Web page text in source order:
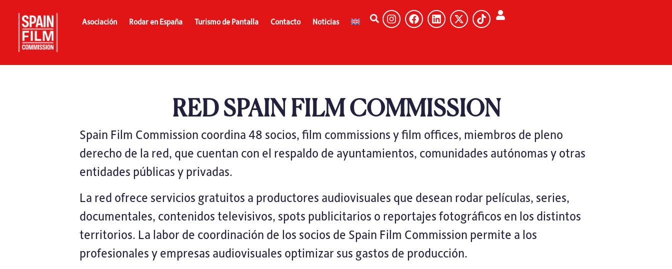
Asociación Rodar en España Turismo de Pantalla Contacto Noticias
RED SPAIN FILM COMMISSION
Spain Film Commission coordina 48 socios, film commissions y film offices, miembros de pleno
derecho de la red, que cuentan con el respaldo de ayuntamientos, comunidades autónomas y otras
entidades públicas y privadas.
La red ofrece servicios gratuitos a productores audiovisuales que desean rodar películas, series,
documentales, contenidos televisivos, spots publicitarios o reportajes fotográficos en los distintos
territorios. La labor de coordinación de los socios de Spain Film Commission permite a los
profesionales y empresas audiovisuales optimizar sus gastos de producción.